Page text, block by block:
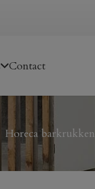
Contact
Horeca barkrukken